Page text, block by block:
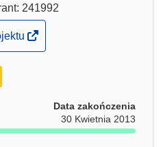
241992
Data zakończenia
30 Kwietnia 2013